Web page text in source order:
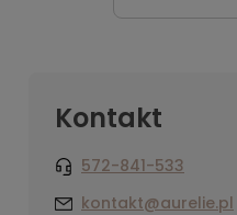
Kontakt
572-841-533
kontakt@aurelie.pl